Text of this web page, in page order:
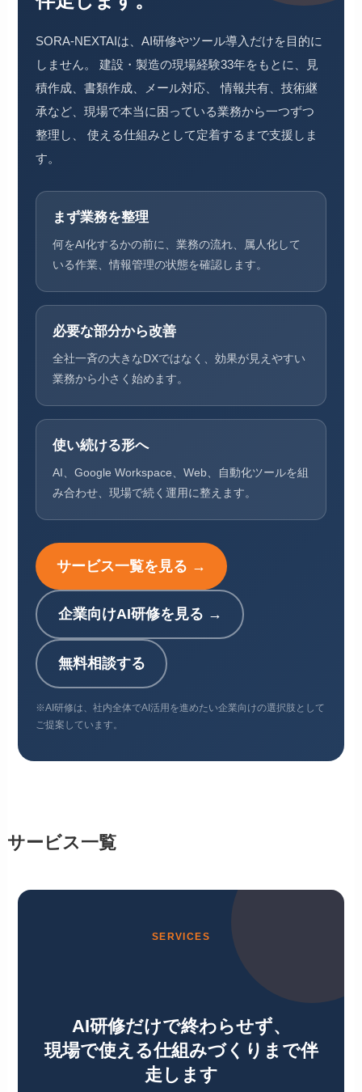
SORA-NEXTAIは、AI研修やツール導入だけを目的に
しません。 建設・製造の現場経験33年をもとに、見
積作成、書類作成、メール対応、 情報共有、技術継
承など、現場で本当に困っている業務から一つずつ
整理し、 使える仕組みとして定着するまで支援しま
す。
まず業務を整理
何をAI化するかの前に、業務の流れ、属人化して
いる作業、情報管理の状態を確認します。
必要な部分から改善
全社一斉の大きなDXではなく、効果が見えやすい
業務から小さく始めます。
使い続ける形へ
AI、Google Workspace、Web、自動化ツールを組
み合わせ、現場で続く運用に整えます。
サービス一覧を見る →
企業向けAI研修を見る →
無料相談する
※AI研修は、社内全体でAI活用を進めたい企業向けの選択肢として
ご提案しています。
サービス一覧
SERVICES
AI研修だけで終わらせず、
現場で使える仕組みづくりまで伴
走します